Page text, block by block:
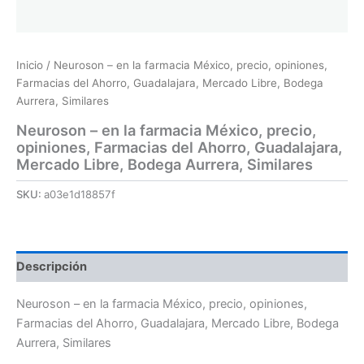
Inicio / Neuroson – en la farmacia México, precio, opiniones,
Farmacias del Ahorro, Guadalajara, Mercado Libre, Bodega
Aurrera, Similares
Neuroson – en la farmacia México, precio,
opiniones, Farmacias del Ahorro, Guadalajara,
Mercado Libre, Bodega Aurrera, Similares
SKU: a03e1d18857f
Descripción
Neuroson – en la farmacia México, precio, opiniones,
Farmacias del Ahorro, Guadalajara, Mercado Libre, Bodega
Aurrera, Similares